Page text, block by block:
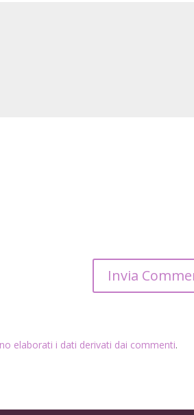
elaborati i dati derivati dai commenti.